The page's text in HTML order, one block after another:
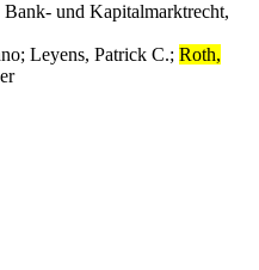
und Kapitalmarktrecht,
; Leyens, Patrick C.; Roth,